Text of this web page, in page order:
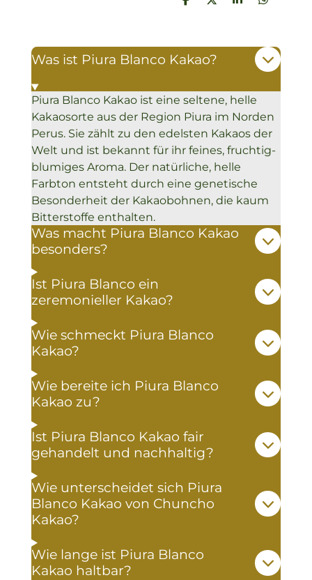
T
e
n
T
e
n
T
T
e
n
Was ist Piura Blanco Kakao?
Piura Blanco Kakao ist eine seltene, helle
Kakaosorte aus der Region Piura im Norden
Perus. Sie zählt zu den edelsten Kakaos der
Welt und ist bekannt für ihr feines, fruchtig-
blumiges Aroma. Der natürliche, helle
Farbton entsteht durch eine genetische
Besonderheit der Kakaobohnen, die kaum
Bitterstoffe enthalten.
Was macht Piura Blanco Kakao
besonders?
Ist Piura Blanco ein
zeremonieller Kakao?
Wie schmeckt Piura Blanco
Kakao?
Wie bereite ich Piura Blanco
Kakao zu?
Ist Piura Blanco Kakao fair
gehandelt und nachhaltig?
Wie unterscheidet sich Piura
Blanco Kakao von Chuncho
Kakao?
Wie lange ist Piura Blanco
Kakao haltbar?